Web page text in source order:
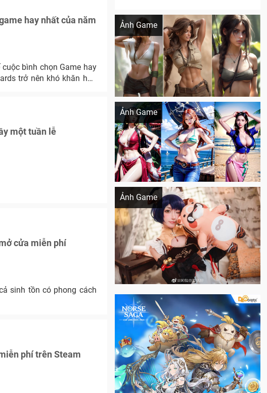
hay nhất của năm
bình chọn Game hay
trở nên khó khăn hơn
một tuần lễ
cửa miễn phí
sinh tồn có phong cách
phí trên Steam
Ảnh Game
Ảnh Game
Khi AI Cosplay gái đẹp One Piece
Ảnh Game
Cosplay Xiangling siêu cute